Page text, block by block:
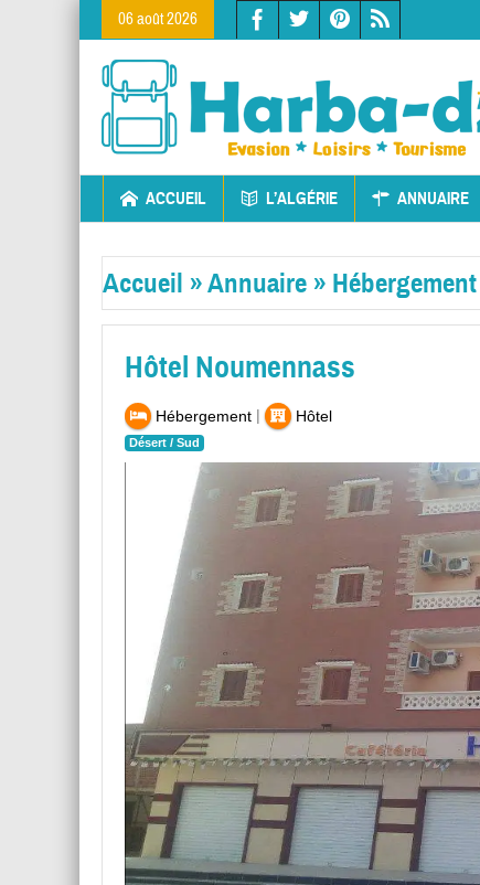
06 août 2026
ACCUEIL L’ALGÉRIE ANNUAIRE
Accueil »Annuaire » Hébergement
Hôtel Noumennass
Hébergement | Hôtel
Désert / Sud